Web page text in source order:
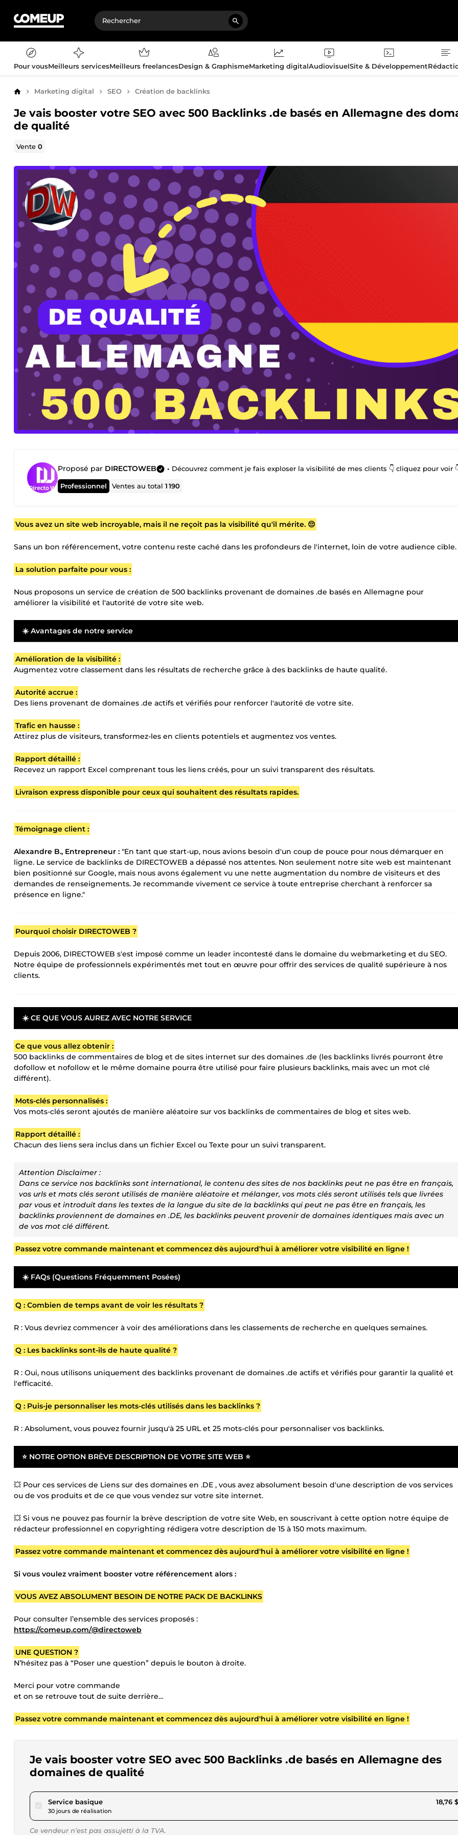
Pour vousMeilleurs servicesMeilleurs freelancesDesign & GraphismeMarketing digitalAudiovisuelSite & Développement
AccueilMarketing digital SEO Création de backlinks
Je vais booster votre SEO avec 500 Backlinks .de basés en Allemagne des
de qualité
Vente0
Proposé par DIRECTOWEB • Découvrez comment je fais exploser la visibilité de mes clients 👇 cliquez pour voir
Professionnel Ventes au total1 190
Vous avez un site web incroyable, mais il ne reçoit pas la visibilité qu'il mérite. 😔
Sans un bon référencement, votre contenu reste caché dans les profondeurs de l'internet, loin de votre audience cible.
La solution parfaite pour vous :
Nous proposons un service de création de 500 backlinks provenant de domaines .de basés en Allemagne pour
améliorer la visibilité et l'autorité de votre site web.
☀️ Avantages de notre service
Amélioration de la visibilité :
Augmentez votre classement dans les résultats de recherche grâce à des backlinks de haute qualité.
Autorité accrue :
Des liens provenant de domaines .de actifs et vérifiés pour renforcer l'autorité de votre site.
Trafic en hausse :
Attirez plus de visiteurs, transformez-les en clients potentiels et augmentez vos ventes.
Rapport détaillé :
Recevez un rapport Excel comprenant tous les liens créés, pour un suivi transparent des résultats.
Livraison express disponible pour ceux qui souhaitent des résultats rapides.
Témoignage client :
Alexandre B., Entrepreneur : "En tant que start-up, nous avions besoin d'un coup de pouce pour nous démarquer en
ligne. Le service de backlinks de DIRECTOWEB a dépassé nos attentes. Non seulement notre site web est maintenant
bien positionné sur Google, mais nous avons également vu une nette augmentation du nombre de visiteurs et des
demandes de renseignements. Je recommande vivement ce service à toute entreprise cherchant à renforcer sa
présence en ligne."
Pourquoi choisir DIRECTOWEB ?
Depuis 2006, DIRECTOWEB s'est imposé comme un leader incontesté dans le domaine du webmarketing et du SEO.
Notre équipe de professionnels expérimentés met tout en œuvre pour offrir des services de qualité supérieure à nos
clients.
☀️ CE QUE VOUS AUREZ AVEC NOTRE SERVICE
Ce que vous allez obtenir :
500 backlinks de commentaires de blog et de sites internet sur des domaines .de (les backlinks livrés pourront être
dofollow et nofollow et le même domaine pourra être utilisé pour faire plusieurs backlinks, mais avec un mot clé
différent).
Mots-clés personnalisés :
Vos mots-clés seront ajoutés de manière aléatoire sur vos backlinks de commentaires de blog et sites web.
Rapport détaillé :
Chacun des liens sera inclus dans un fichier Excel ou Texte pour un suivi transparent.
Attention Disclaimer :
Dans ce service nos backlinks sont international, le contenu des sites de nos backlinks peut ne pas être en français,
vos urls et mots clés seront utilisés de manière aléatoire et mélanger, vos mots clés seront utilisés tels que livrées
par vous et introduit dans les textes de la langue du site de la backlinks qui peut ne pas être en français, les
backlinks proviennent de domaines en .DE, les backlinks peuvent provenir de domaines identiques mais avec un
de vos mot clé différent.
Passez votre commande maintenant et commencez dès aujourd'hui à améliorer votre visibilité en ligne !
☀️ FAQs (Questions Fréquemment Posées)
Q : Combien de temps avant de voir les résultats ?
R : Vous devriez commencer à voir des améliorations dans les classements de recherche en quelques semaines.
Q : Les backlinks sont-ils de haute qualité ?
R : Oui, nous utilisons uniquement des backlinks provenant de domaines .de actifs et vérifiés pour garantir la qualité et
l'efficacité.
Q : Puis-je personnaliser les mots-clés utilisés dans les backlinks ?
R : Absolument, vous pouvez fournir jusqu'à 25 URL et 25 mots-clés pour personnaliser vos backlinks.
⭐ NOTRE OPTION BRÈVE DESCRIPTION DE VOTRE SITE WEB ⭐
💥 Pour ces services de Liens sur des domaines en .DE , vous avez absolument besoin d'une description de vos services
ou de vos produits et de ce que vous vendez sur votre site internet.
💥 Si vous ne pouvez pas fournir la brève description de votre site Web, en souscrivant à cette option notre équipe de
rédacteur professionnel en copyrighting rédigera votre description de 15 à 150 mots maximum.
Passez votre commande maintenant et commencez dès aujourd'hui à améliorer votre visibilité en ligne !
Si vous voulez vraiment booster votre référencement alors :
VOUS AVEZ ABSOLUMENT BESOIN DE NOTRE PACK DE BACKLINKS
Pour consulter l’ensemble des services proposés :
https://comeup.com/@directoweb
UNE QUESTION ?
N’hésitez pas à “Poser une question” depuis le bouton à droite.
Merci pour votre commande
et on se retrouve tout de suite derrière…
Passez votre commande maintenant et commencez dès aujourd'hui à améliorer votre visibilité en ligne !
Je vais booster votre SEO avec 500 Backlinks .de basés en Allemagne des
domaines de qualité
Service basiquepour 17,29 $US
30 jours de réalisation
18,76
Ce vendeur n’est pas assujetti à la TVA.